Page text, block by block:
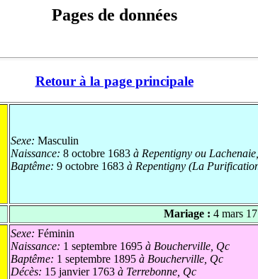
Pages de données
Retour à la page principale
Sexe: Masculin
Naissance: 8 octobre 1683 à Repentigny ou
Baptême: 9 octobre 1683 à Repentigny (La
Mariage : 4 mars
Sexe: Féminin
Naissance: 1 septembre 1695 à Boucherville, Qc
Baptême: 1 septembre 1895 à Boucherville, Qc
Décès: 15 janvier 1763 à Terrebonne, Qc